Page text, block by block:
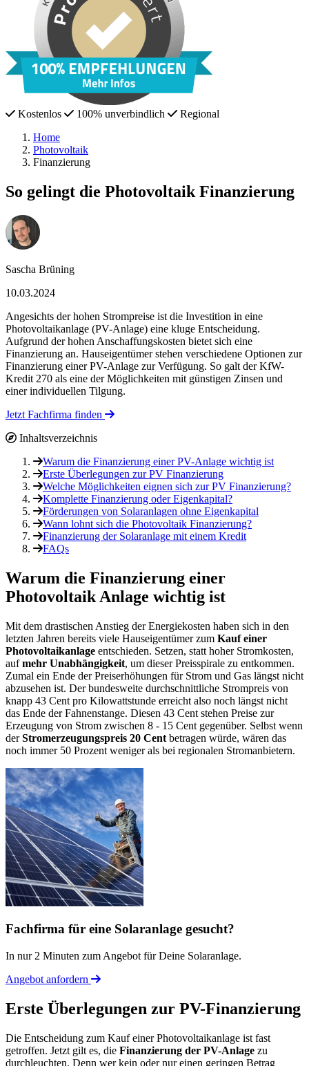
Kostenlos 100% unverbindlich
Regional
Home
Photovoltaik
Finanzierung
So gelingt die Photovoltaik Finanzierung
Sascha Brüning
10.03.2024
Angesichts der hohen Strompreise ist die Investition in eine
Photovoltaikanlage (PV-Anlage) eine kluge Entscheidung.
Aufgrund der hohen Anschaffungskosten bietet sich eine
Finanzierung an. Hauseigentümer stehen verschiedene Optionen zur
Finanzierung einer PV-Anlage zur Verfügung. So galt der KfW-
Kredit 270 als eine der Möglichkeiten mit günstigen Zinsen und
einer individuellen Tilgung.
Jetzt Fachfirma finden
Inhaltsverzeichnis
Warum die Finanzierung einer PV-Anlage wichtig ist
Erste Überlegungen zur PV Finanzierung
Welche Möglichkeiten eignen sich zur PV Finanzierung?
Komplette Finanzierung oder Eigenkapital?
Förderungen von Solaranlagen ohne Eigenkapital
Wann lohnt sich die Photovoltaik Finanzierung?
Finanzierung der Solaranlage mit einem Kredit
FAQs
Warum die Finanzierung einer
Photovoltaik Anlage wichtig ist
Mit dem drastischen Anstieg der Energiekosten haben sich in den
letzten Jahren bereits viele Hauseigentümer zum Kauf einer
Photovoltaikanlage entschieden. Setzen, statt hoher Stromkosten,
aufmehr Unabhängigkeit, um dieser Preisspirale zu entkommen.
Zumal ein Ende der Preiserhöhungen für Strom und Gas längst nicht
abzusehen ist. Der bundesweite durchschnittliche Strompreis von
knapp 43 Cent pro Kilowattstunde erreicht also noch längst nicht
das Ende der Fahnenstange. Diesen 43 Cent stehen Preise zur
Erzeugung von Strom zwischen 8 - 15 Cent gegenüber. Selbst wenn
derStromerzeugungspreis 20 Cent betragen würde, wären das
noch immer 50 Prozent weniger als bei regionalen Stromanbietern.
Fachfirma für eine Solaranlage gesucht?
In nur 2 Minuten zum Angebot für Deine Solaranlage.
Angebot anfordern
Erste Überlegungen zur PV-Finanzierung
Die Entscheidung zum Kauf einer Photovoltaikanlage ist fast
getroffen. Jetzt gilt es, die Finanzierung der PV-Anlage zu
durchleuchten. Denn wer kein oder nur einen geringen Betrag